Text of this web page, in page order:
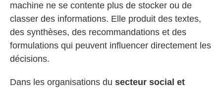
machine ne se contente plus de stocker ou de
classer des informations. Elle produit des textes,
des synthèses, des recommandations et des
formulations qui peuvent influencer directement les
décisions.
Dans les organisations du secteur social et